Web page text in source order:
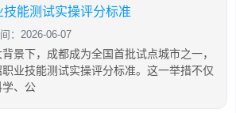
能测试实操评分标准
：2026-06-07
景下，成都成为全国首批试点城市之一，
业技能测试实操评分标准。这一举措不仅
学、公